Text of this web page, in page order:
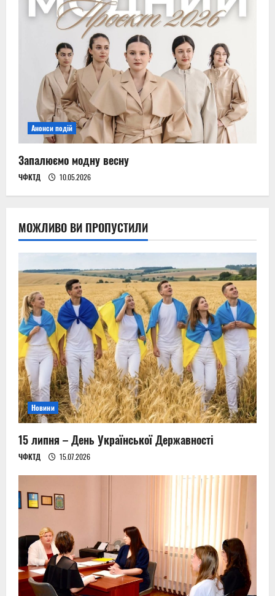
Анонси подій
Запалюємо модну весну
ЧФКТД 10.05.2026
МОЖЛИВО ВИ ПРОПУСТИЛИ
Новини
15 липня – День Української Державності
ЧФКТД 15.07.2026